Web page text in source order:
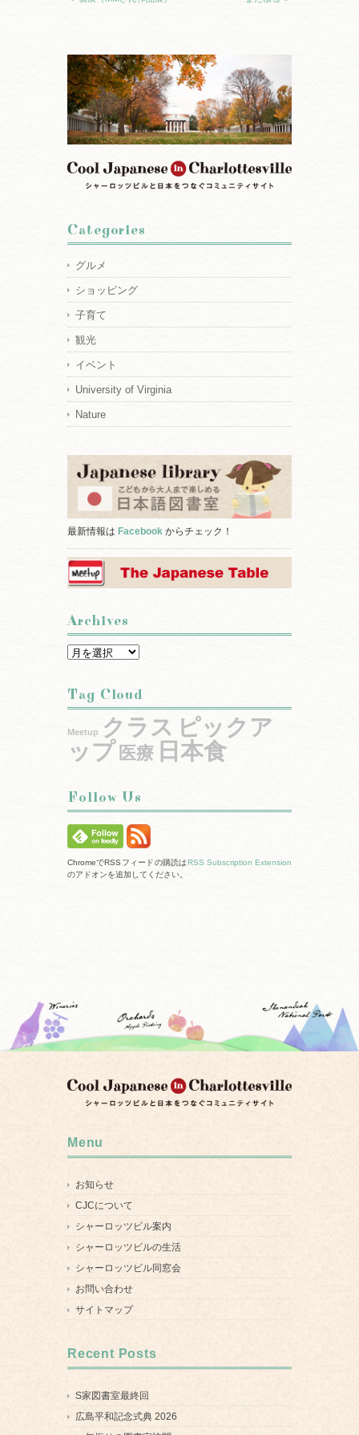
Categories
グルメ
ショッピング
子育て
観光
イベント
University of Virginia
Nature
最新情報は Facebook からチェック！
Archives
Archives
Tag Cloud
Meetup クラス ピックア
ップ 医療 日本食
Follow Us
ChromeでRSSフィードの購読はRSS Subscription Extension
のアドオンを追加してください。
Menu
お知らせ
CJCについて
シャーロッツビル案内
シャーロッツビルの生活
シャーロッツビル同窓会
お問い合わせ
サイトマップ
Recent Posts
S家図書室最終回
広島平和記念式典 2026